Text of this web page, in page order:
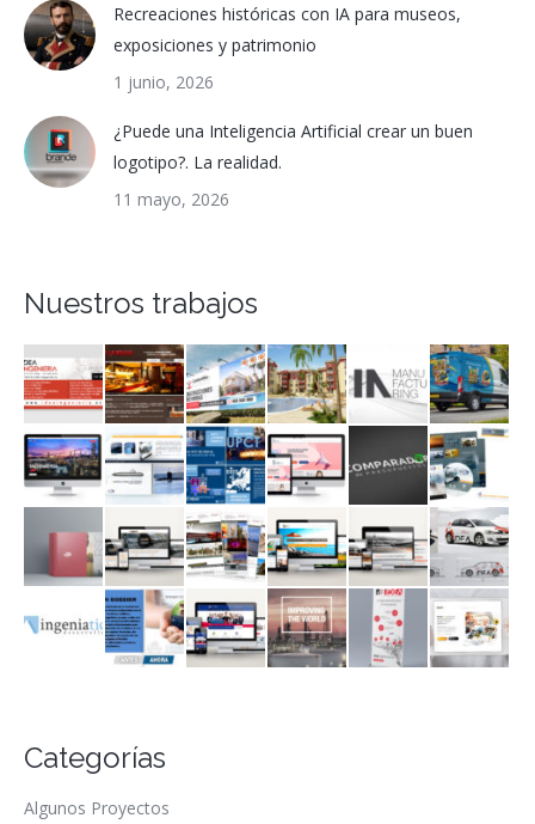
Recreaciones históricas con IA para museos,
exposiciones y patrimonio
1 junio, 2026
¿Puede una Inteligencia Artificial crear un buen
logotipo?. La realidad.
11 mayo, 2026
Nuestros trabajos
Categorías
Algunos Proyectos